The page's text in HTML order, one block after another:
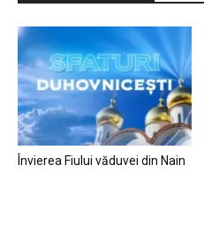
Învierea Fiului văduvei din Nain